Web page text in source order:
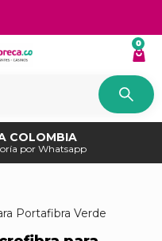
0
COLOMBIA
por Whatsapp
Portafibra Verde